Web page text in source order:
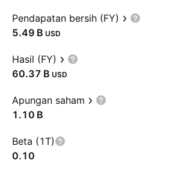
Pendapatan bersih (FY)
‪5.49 B‬ USD
Hasil (FY)
‪60.37 B‬ USD
Apungan saham
‪1.10 B‬
Beta (1T)
0.10